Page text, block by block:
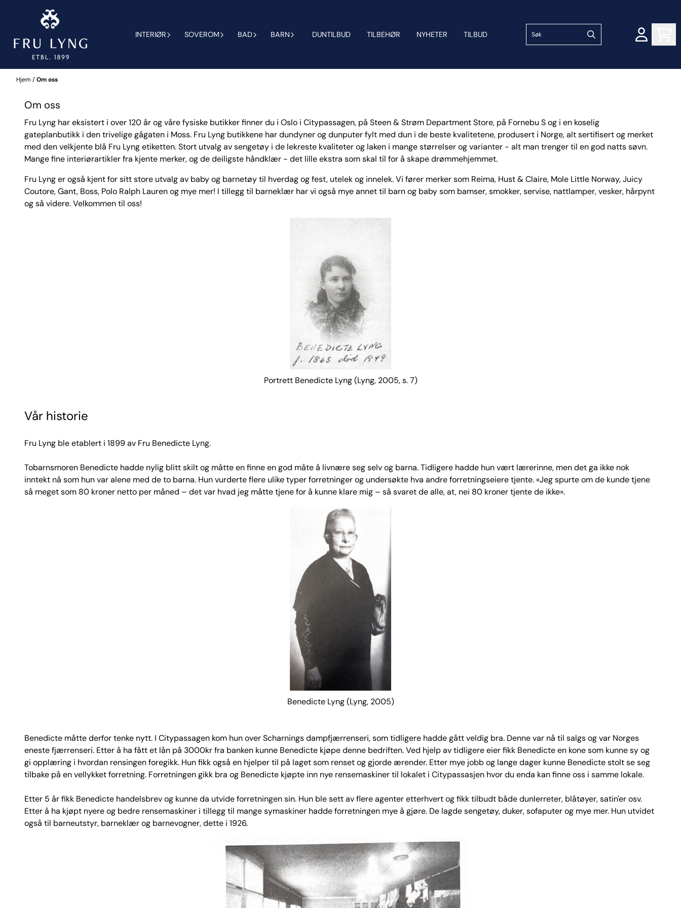
Hopp til innhold
INTERIØR SOVEROM BAD BARN DUNTILBUD TILBEHØR NYHETER TILBUD
Hjem /Om oss
Om oss
Fru Lyng har eksistert i over 120 år og våre fysiske butikker finner du i Oslo i Citypassagen, på Steen & Strøm Department Store, på Fornebu S og i en koselig
gateplanbutikk i den trivelige gågaten i Moss. Fru Lyng butikkene har dundyner og dunputer fylt med dun i de beste kvalitetene, produsert i Norge, alt sertifisert og merket
med den velkjente blå Fru Lyng etiketten. Stort utvalg av sengetøy i de lekreste kvaliteter og laken i mange størrelser og varianter - alt man trenger til en god natts søvn.
Mange fine interiørartikler fra kjente merker, og de deiligste håndklær - det lille ekstra som skal til for å skape drømmehjemmet.
Fru Lyng er også kjent for sitt store utvalg av baby og barnetøy til hverdag og fest, utelek og innelek. Vi fører merker som Reima, Hust & Claire, Mole Little Norway, Juicy
Coutore, Gant, Boss, Polo Ralph Lauren og mye mer! I tillegg til barneklær har vi også mye annet til barn og baby som bamser, smokker, servise, nattlamper, vesker, hårpynt
og så videre. Velkommen til oss!
Portrett Benedicte Lyng (Lyng, 2005, s. 7)
Vår historie
Fru Lyng ble etablert i 1899 av Fru Benedicte Lyng.
Tobarnsmoren Benedicte hadde nylig blitt skilt og måtte en finne en god måte å livnære seg selv og barna. Tidligere hadde hun vært lærerinne, men det ga ikke nok
inntekt nå som hun var alene med de to barna. Hun vurderte flere ulike typer forretninger og undersøkte hva andre forretningseiere tjente. «Jeg spurte om de kunde tjene
så meget som 80 kroner netto per måned – det var hvad jeg måtte tjene for å kunne klare mig – så svaret de alle, at, nei 80 kroner tjente de ikke».
Benedicte Lyng (Lyng, 2005)
Benedicte måtte derfor tenke nytt. I Citypassagen kom hun over Scharnings dampfjærrenseri, som tidligere hadde gått veldig bra. Denne var nå til salgs og var Norges
eneste fjærrenseri. Etter å ha fått et lån på 3000kr fra banken kunne Benedicte kjøpe denne bedriften. Ved hjelp av tidligere eier fikk Benedicte en kone som kunne sy og
gi opplæring i hvordan rensingen foregikk. Hun fikk også en hjelper til på laget som renset og gjorde ærender. Etter mye jobb og lange dager kunne Benedicte stolt se seg
tilbake på en vellykket forretning. Forretningen gikk bra og Benedicte kjøpte inn nye rensemaskiner til lokalet i Citypassasjen hvor du enda kan finne oss i samme lokale.
Etter 5 år fikk Benedicte handelsbrev og kunne da utvide forretningen sin. Hun ble sett av flere agenter etterhvert og fikk tilbudt både dunlerreter, blåtøyer, satin'er osv.
Etter å ha kjøpt nyere og bedre rensemaskiner i tillegg til mange symaskiner hadde forretningen mye å gjøre. De lagde sengetøy, duker, sofaputer og mye mer. Hun utvidet
også til barneutstyr, barneklær og barnevogner, dette i 1926.